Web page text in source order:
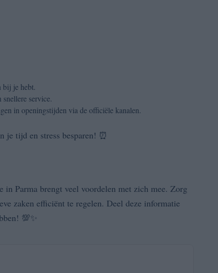
bij je hebt.
snellere service.
in openingstijden via de officiële kanalen.
je tijd en stress besparen! ⏰
Parma brengt veel voordelen met zich mee. Zorg
zaken efficiënt te regelen. Deel deze informatie
💯✨